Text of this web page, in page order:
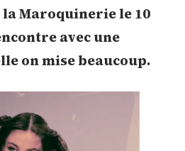
la Maroquinerie le 10
avec une
on mise beaucoup.